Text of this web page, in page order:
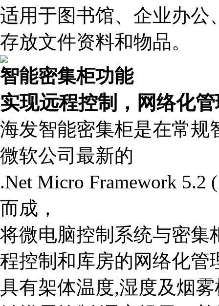
适用于图书馆、企业办公
存放文件资料和物品。
智能密集柜功能
实现远程控制，网络化
海发智能密集柜是在常规
微软公司最新的
.Net Micro Framework
而成，
将微电脑控制系统与密集
程控制和库房的网络化管
具有架体温度,湿度及烟